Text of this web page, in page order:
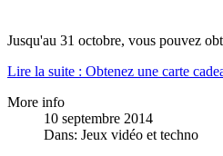
Jusqu'au 31 octobre, vous pouvez
Lire la suite : Obtenez une carte
More info
10 septembre 2014
Dans: Jeux vidéo et techno